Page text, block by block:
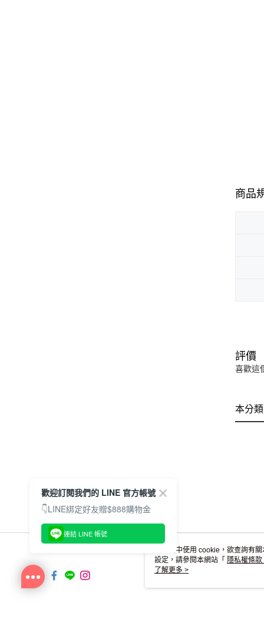
商品
評價
喜歡這
本分
本網站中使用 cookie，欲查詢有
設定，請參閱本網站「 隱私權條款
使用 cookie。
了解更多 >
歡迎訂閱我們的 LINE 官方帳號
👇LINE綁定好友贈$888購物金
連結 LINE 帳號